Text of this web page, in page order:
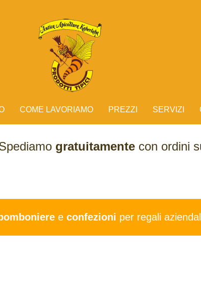
COME LAVORIAMO PREZZI SERVIZI
gratuitamentecon ordini
bombonieree confezioni per regali